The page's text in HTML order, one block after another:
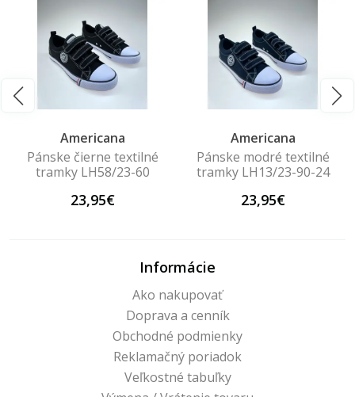
Americana
Pánske čierne textilné
tramky LH58/23-60
23,95€
Americana
Pánske modré textilné
tramky LH13/23-90-24
23,95€
Informácie
Ako nakupovať
Doprava a cenník
Obchodné podmienky
Reklamačný poriadok
Veľkostné tabuľky